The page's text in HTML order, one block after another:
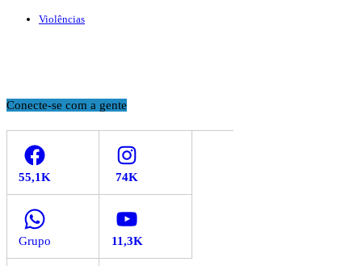
Violências
Conecte-se com a gente
Facebook Instagram
WhatsApp YouTube